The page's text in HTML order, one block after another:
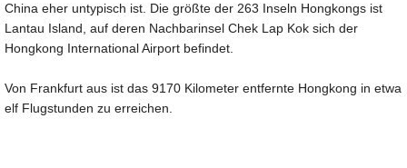
China eher untypisch ist. Die größte der 263 Inseln Hongkongs ist
Lantau Island, auf deren Nachbarinsel Chek Lap Kok sich der
Hongkong International Airport befindet.
Von Frankfurt aus ist das 9170 Kilometer entfernte Hongkong in etwa
elf Flugstunden zu erreichen.